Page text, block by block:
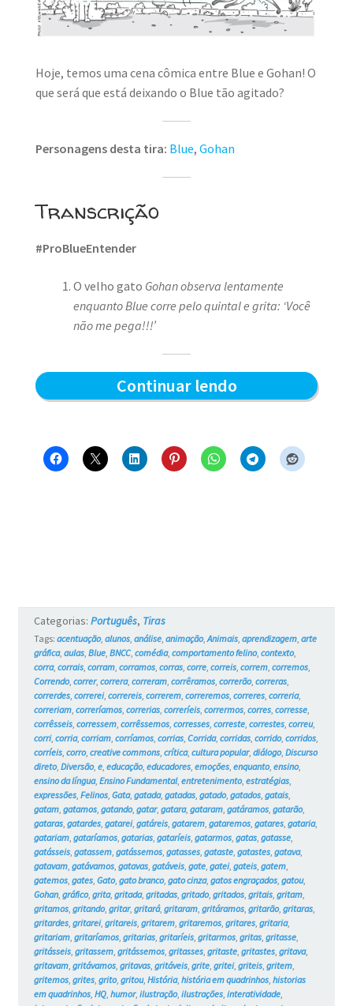
Hoje, temos uma cena cômica entre Blue e Gohan! O
que será que está deixando o Blue tão agitado?
Personagens desta tira: Blue, Gohan
Transcrição
#ProBlueEntender
O velho gato Gohan observa lentamente
enquanto Blue corre pelo quintal e grita: ‘Você
não me pega!!!’
Continuar lendoPega
Blue
Categorias: Português, Tiras
Tags: acentuação, alunos, análise, animação,Animais, aprendizagem, arte
gráfica, aulas, Blue, BNCC, comédia, comportamento felino, contexto,
corra, corrais, corram, corramos, corras, corre, correis, correm, corremos,
Correndo, correr, correra, correram, corrêramos, correrão, correras,
correrdes, correrei, correreis, correrem, correremos, correres, correria,
correriam, correríamos, correrias, correríeis, corrermos, corres, corresse,
corrêsseis, corressem, corrêssemos, corresses, correste, correstes, correu,
corri, corria, corriam, corríamos, corrias, Corrida, corridas, corrido, corridos,
corríeis, corro, creative commons, crítica, cultura popular, diálogo, Discurso
direto, Diversão, e, educação, educadores, emoções, enquanto, ensino,
ensino da língua, Ensino Fundamental, entretenimento, estratégias,
expressões, Felinos, Gata, gatada, gatadas, gatado, gatados, gatais,
gatam, gatamos, gatando, gatar, gatara, gataram, gatáramos, gatarão,
gataras, gatardes, gatarei, gatáreis, gatarem, gataremos, gatares, gataria,
gatariam, gataríamos, gatarias, gataríeis, gatarmos, gatas, gatasse,
gatásseis, gatassem, gatássemos, gatasses, gataste, gatastes, gatava,
gatavam, gatávamos, gatavas, gatáveis, gate, gatei, gateis, gatem,
gatemos, gates, Gato, gato branco, gato cinza, gatos engraçados, gatou,
Gohan, gráfico, grita, gritada, gritadas, gritado, gritados, gritais, gritam,
gritamos, gritando, gritar, gritará, gritaram, gritáramos, gritarão, gritaras,
gritardes, gritarei, gritareis, gritarem, gritaremos, gritares, gritaria,
gritariam, gritaríamos, gritarias, gritaríeis, gritarmos, gritas, gritasse,
gritásseis, gritassem, gritássemos, gritasses, gritaste, gritastes, gritava,
gritavam, gritávamos, gritavas, gritáveis, grite, gritei, griteis, gritem,
gritemos, grites, grito, gritou, História, história em quadrinhos, historias
em quadrinhos, HQ, humor, ilustração, ilustrações, interatividade,